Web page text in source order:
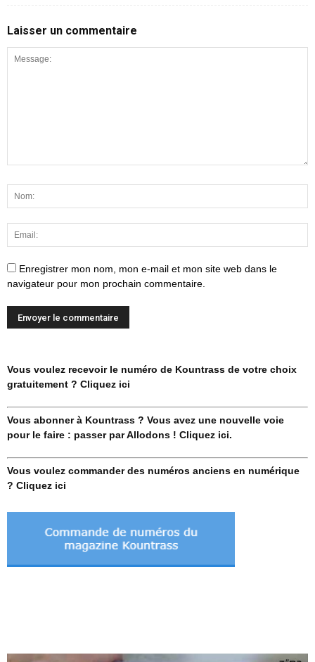
Laisser un commentaire
Enregistrer mon nom, mon e-mail et mon site web dans le
navigateur pour mon prochain commentaire.
Vous voulez recevoir le numéro de Kountrass de votre choix
gratuitement ? Cliquez ici
Vous abonner à Kountrass ? Vous avez une nouvelle voie
pour le faire : passer par Allodons ! Cliquez ici.
Vous voulez commander des numéros anciens en numérique
? Cliquez ici